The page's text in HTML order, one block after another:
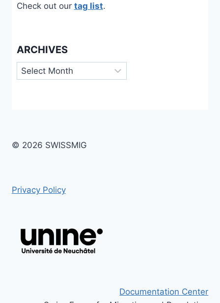
Check out our tag list.
ARCHIVES
Archives
© 2026 SWISSMIG
Privacy Policy
Documentation Center